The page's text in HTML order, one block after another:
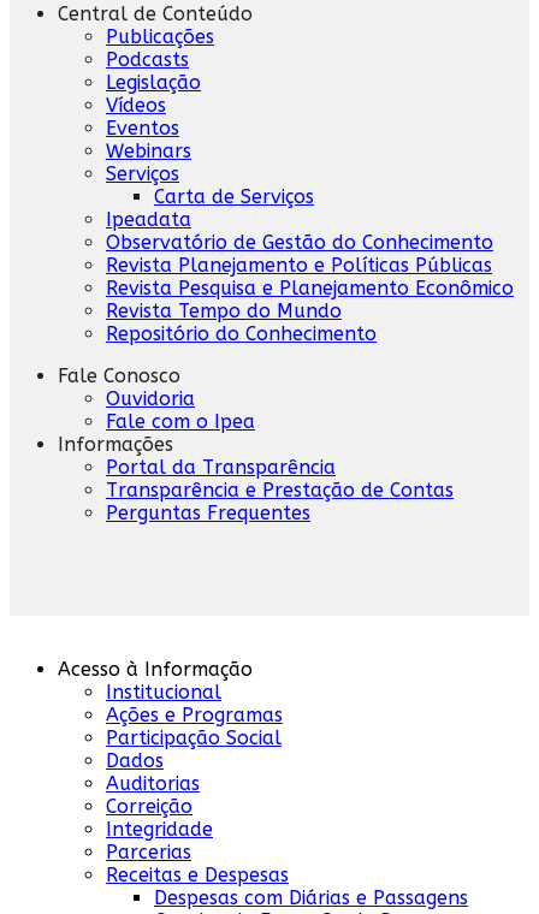
Central de Conteúdo
Publicações
Podcasts
Legislação
Vídeos
Eventos
Webinars
Serviços
Carta de Serviços
Ipeadata
Observatório de Gestão do Conhecimento
Revista Planejamento e Políticas Públicas
Revista Pesquisa e Planejamento Econômico
Revista Tempo do Mundo
Repositório do Conhecimento
Fale Conosco
Ouvidoria
Fale com o Ipea
Informações
Portal da Transparência
Transparência e Prestação de Contas
Perguntas Frequentes
Acesso à Informação
Institucional
Ações e Programas
Participação Social
Dados
Auditorias
Correição
Integridade
Parcerias
Receitas e Despesas
Despesas com Diárias e Passagens